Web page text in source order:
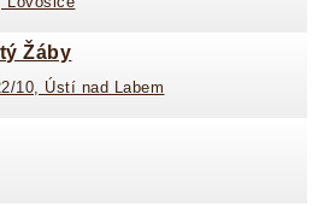
Žáby
10, Ústí nad Labem